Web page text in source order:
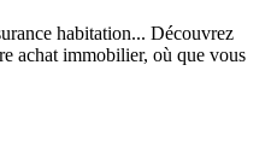
habitation... Découvrez
achat immobilier, où que vous